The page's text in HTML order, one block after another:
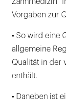
Vorgaben zur
• So wird eine
allgemeine
Qualität in der
enthält.
• Daneben ist